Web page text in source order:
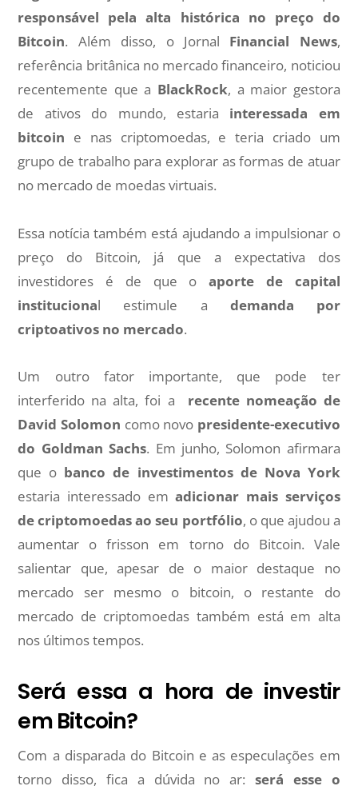
responsável pela alta histórica no preço do
Bitcoin. Além disso, o Jornal Financial News,
referência britânica no mercado financeiro, noticiou
recentemente que a BlackRock, a maior gestora
de ativos do mundo, estaria interessada em
bitcoin e nas criptomoedas, e teria criado um
grupo de trabalho para explorar as formas de atuar
no mercado de moedas virtuais.
Essa notícia também está ajudando a impulsionar o
preço do Bitcoin, já que a expectativa dos
investidores é de que oaporte de capital
institucional estimule a demanda por
criptoativos no mercado.
Um outro fator importante, que pode ter
interferido na alta, foi a recente nomeação de
David Solomon como novo presidente-executivo
do Goldman Sachs. Em junho, Solomon afirmara
que o banco de investimentos de Nova York
estaria interessado emadicionar mais serviços
de criptomoedas ao seu portfólio, o que ajudou a
aumentar o frisson em torno do Bitcoin. Vale
salientar que, apesar de o maior destaque no
mercado ser mesmo o bitcoin, o restante do
mercado de criptomoedas também está em alta
nos últimos tempos.
Será essa a hora de investir
em Bitcoin?
Com a disparada do Bitcoin e as especulações em
torno disso, fica a dúvida no ar: será esse o